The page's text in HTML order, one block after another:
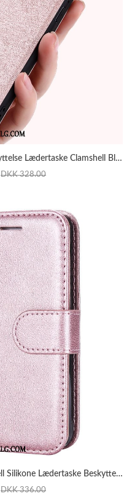
Huawei Mate 10 Etui / Cover Beskyttelse Lædertaske Clamshell Blød
DKK 328.00
Huawei Mate 10 Etui Blød Clamshell Silikone Lædertaske Beskyttelse
DKK 336.00